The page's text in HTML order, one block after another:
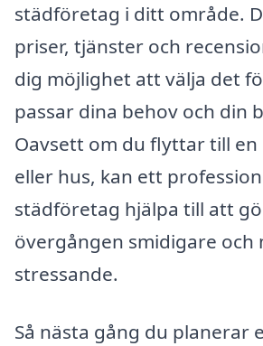
städföretag i ditt område.
priser, tjänster och
dig möjlighet att välja det
passar dina behov och din
Oavsett om du flyttar till
eller hus, kan ett
städföretag hjälpa till att
övergången smidigare och
stressande.
Så nästa gång du planerar